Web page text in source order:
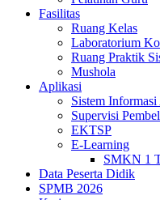
Fasilitas
Ruang Kelas
Laboratorium
Ruang Praktik
Mushola
Aplikasi
Sistem
Supervisi
EKTSP
E-Learning
SMKN 1
Data Peserta Didik
SPMB 2026